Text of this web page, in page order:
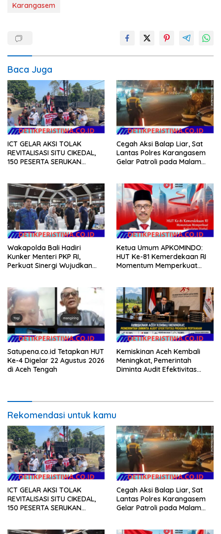
Karangasem
Baca Juga
ICT GELAR AKSI TOLAK
REVITALISASI SITU CIKEDAL,
150 PESERTA SERUKAN
Cegah Aksi Balap Liar, Sat
Lantas Polres Karangasem
Gelar Patroli pada Malam
Wakapolda Bali Hadiri
Kunker Menteri PKP RI,
Perkuat Sinergi Wujudkan
Ketua Umum APKOMINDO:
HUT Ke-81 Kemerdekaan RI
Momentum Memperkuat
Hukum Menuju Indonesia
Emas 2045
Satupena.co.id Tetapkan HUT
Ke-4 Digelar 22 Agustus 2026
di Aceh Tengah
Kemiskinan Aceh Kembali
Meningkat, Pemerintah
Diminta Audit Efektivitas
Rekomendasi untuk kamu
ICT GELAR AKSI TOLAK
REVITALISASI SITU CIKEDAL,
150 PESERTA SERUKAN
Cegah Aksi Balap Liar, Sat
Lantas Polres Karangasem
Gelar Patroli pada Malam